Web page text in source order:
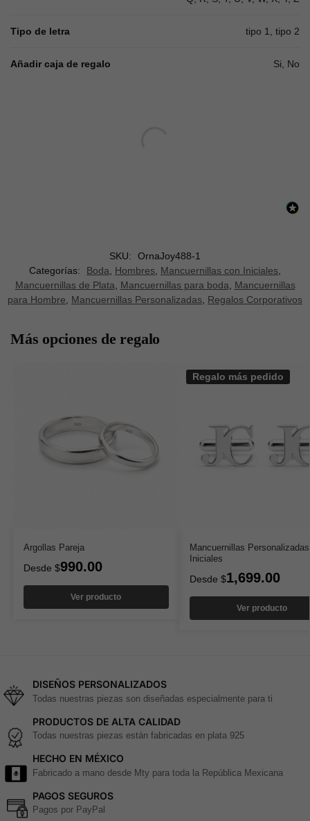
Tipo de letra tipo 1, tipo 2
Añadir caja de regalo Si, No
SKU:
OrnaJoy488-1
Categorías:
Boda, Hombres, Mancuernillas con Iniciales,
Mancuernillas de Plata, Mancuernillas para boda, Mancuernillas
para Hombre, Mancuernillas Personalizadas, Regalos Corporativos
Más opciones de regalo
Argollas Pareja
Desde $990.00
Ver producto
Regalo más pedido
Mancuernillas
Iniciales
Desde $1,699.00
Ver producto
DISEÑOS PERSONALIZADOS
Todas nuestras piezas son diseñadas especialmente para ti
PRODUCTOS DE ALTA CALIDAD
Todas nuestras piezas están fabricadas en plata 925
HECHO EN MÉXICO
Fabricado a mano desde Mty para toda la República Mexicana
PAGOS SEGUROS
Pagos por PayPal